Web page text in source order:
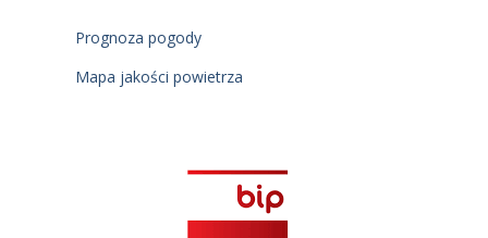
Prognoza pogody
Mapa jakości powietrza